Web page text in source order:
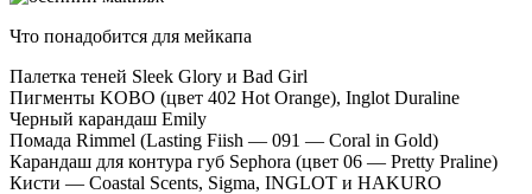
Что понадобится для мейкапа
Палетка теней Sleek Glory и Bad Girl
Пигменты KOBO (цвет 402 Hot Orange), Inglot Duraline
Черный карандаш Emily
Помада Rimmel (Lasting Fiish — 091 — Coral in Gold)
Карандаш для контура губ Sephora (цвет 06 — Pretty Praline)
Кисти — Coastal Scents, Sigma, INGLOT и HAKURO